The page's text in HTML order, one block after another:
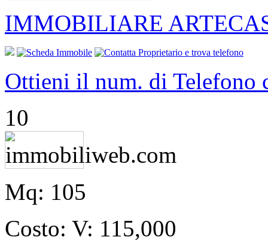
IMMOBILIARE
Ottieni il num. di Telefono
10
Mq: 105
Costo: V: 115,000